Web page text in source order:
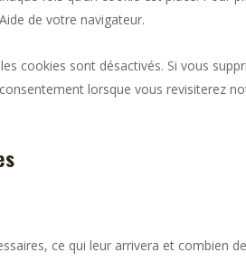
de votre navigateur.
cookies sont désactivés. Si vous
lorsque vous revisiterez
ce qui leur arrivera et combien de